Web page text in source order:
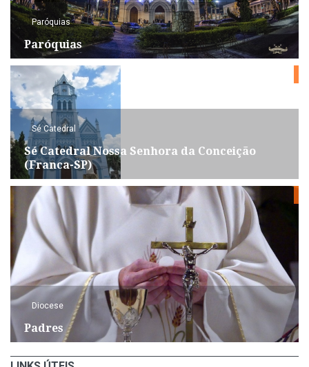
Paróquias
Paróquias
Sé Catedral
Sé Catedral Nossa Senhora da Conceição
(Franca-SP)
Diocese
Padres